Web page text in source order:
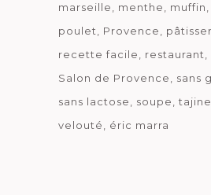
marseille
menthe muffin
poulet
Provence
recette facile
restaurant
Salon de Provence
sans
sans lactose
soupe tajine
velouté
éric marra